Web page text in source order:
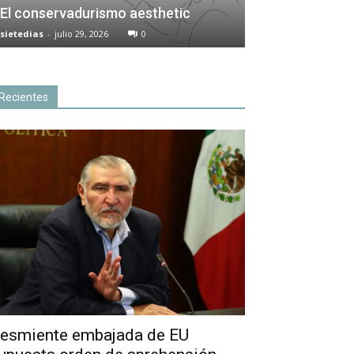
El conservadurismo aesthetic
sietedias - julio 29, 2026 0
embajada de EU